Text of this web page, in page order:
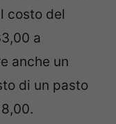
costo del
a
anche un
di un pasto